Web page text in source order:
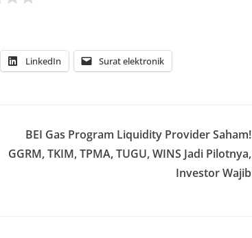
LinkedIn Surat elektronik
BEI Gas Program Liquidity Provider Saham!
GGRM, TKIM, TPMA, TUGU, WINS Jadi Pilotnya,
Investor Wajib